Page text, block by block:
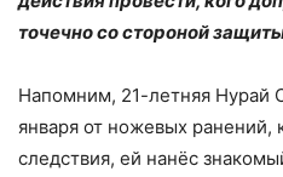
точечно со стороной
Напомним, 21-летняя Нурай
января от ножевых ранений,
следствия, ей нанёс